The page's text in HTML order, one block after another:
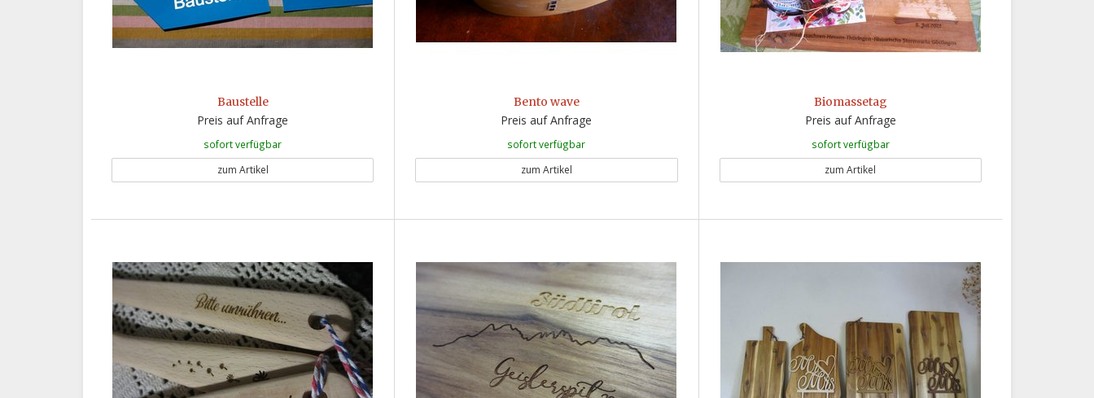
Baustelle
Preis auf Anfrage
sofort verfügbar
zum Artikel
Bento wave
Preis auf Anfrage
sofort verfügbar
zum Artikel
Biomassetag
Preis auf Anfrage
sofort verfügbar
zum Artikel